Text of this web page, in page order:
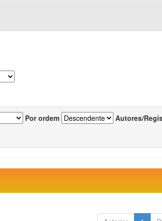
Por ordem Autores/